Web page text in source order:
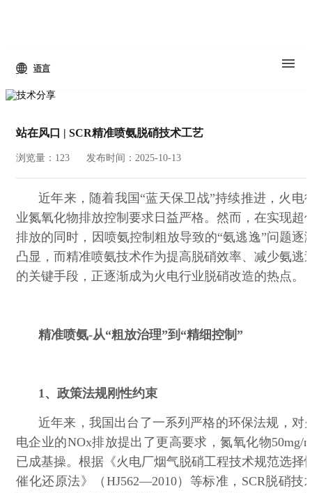
语言
站在风口 | SCR精准喷氨脱硝技术工艺
浏览量：123 发布时间：2025-10-13
近年来，随着我国“蓝天保卫战”持续推进，火电
业氮氧化物排放控制要求日益严格。然而，在实现超
排放的同时，因喷氨控制粗放导致的“氨逃逸”问题逐
凸显，而精准喷氨技术作为提高脱硝效率、减少氨逃
的关键手段，正逐渐成为火电行业脱硝改造的热点。
精准喷氨-从“粗放治理”到 “精细控制 ”
1、政策法规刚性约束
近年来，我国出台了一系列严格的环保法规，对
电企业的NOx排放提出了更高要求，氮氧化物50mg/
已成基操。根据《火电厂烟气脱硝工程技术规范选择
催化还原法》（ HJ562—2010）等标准， SCR脱硝技